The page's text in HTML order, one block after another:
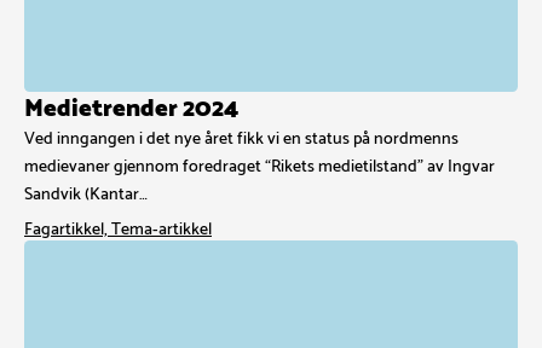
Medietrender 2024
Ved inngangen i det nye året fikk vi en status på nordmenns
medievaner gjennom foredraget “Rikets medietilstand” av Ingvar
Sandvik (Kantar…
Fagartikkel, Tema-artikkel